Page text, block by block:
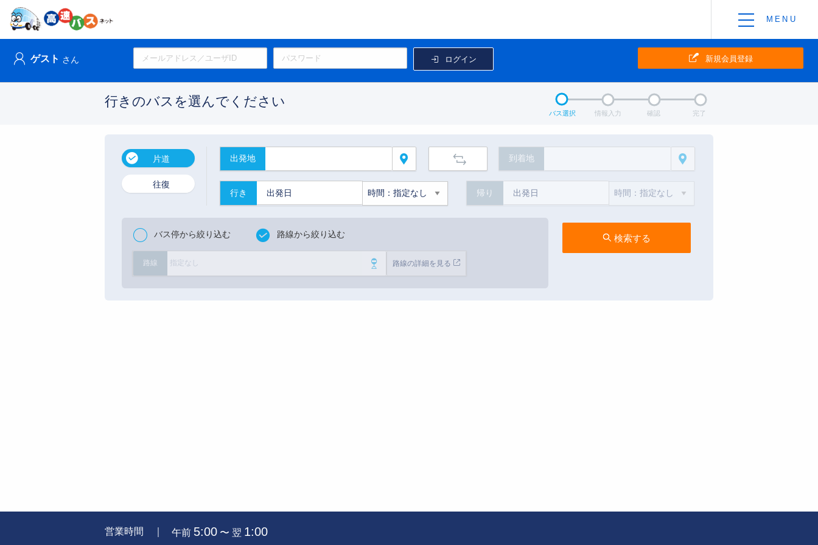
ゲスト さん ログイン 新規会員登録
行きのバスを選んでください
バス選択 情報入力 確認 完了
片道
往復
出発地 到着地
行き 帰り
バス停から絞り込む 路線から絞り込む
路線 指定なし 路線の詳細を見る
検索する
営業時間 ｜ 午前 5:00 〜 翌 1:00